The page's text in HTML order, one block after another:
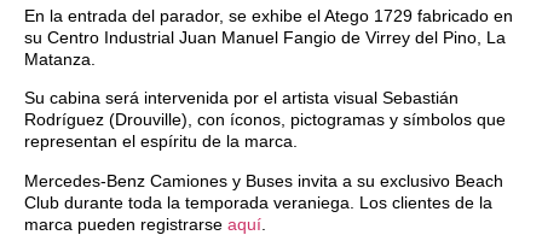
En la entrada del parador, se exhibe el Atego 1729 fabricado en
su Centro Industrial Juan Manuel Fangio de Virrey del Pino, La
Matanza.
Su cabina será intervenida por el artista visual Sebastián
Rodríguez (Drouville), con íconos, pictogramas y símbolos que
representan el espíritu de la marca.
Mercedes-Benz Camiones y Buses invita a su exclusivo Beach
Club durante toda la temporada veraniega. Los clientes de la
marca pueden registrarse aquí